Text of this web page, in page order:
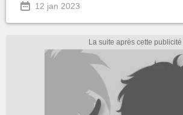
12 jan 2023